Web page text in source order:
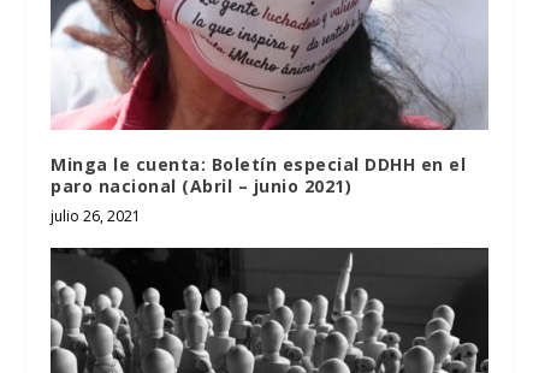
Minga le cuenta: Boletín especial DDHH en el
paro nacional (Abril – junio 2021)
julio 26, 2021